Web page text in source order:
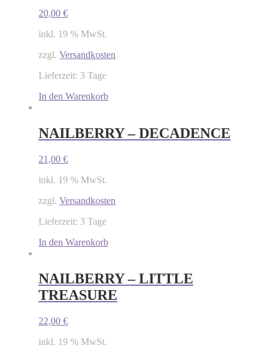
20,00 €
inkl. 19 % MwSt.
zzgl. Versandkosten
Lieferzeit: 3 Tage
In den Warenkorb
NAILBERRY – DECADENCE
21,00 €
inkl. 19 % MwSt.
zzgl. Versandkosten
Lieferzeit: 3 Tage
In den Warenkorb
NAILBERRY – LITTLE
TREASURE
22,00 €
inkl. 19 % MwSt.